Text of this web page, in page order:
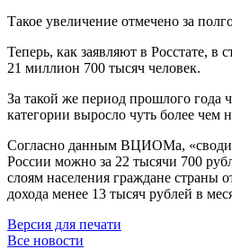
Такое увеличение отмечено за
Теперь, как заявляют в Росстате, в
21 миллион 700 тысяч человек.
За такой же период прошлого года
категории выросло чуть более чем
Согласно данным ВЦИОМа,
России можно за 22 тысячи 700
слоям населения граждане страны
дохода менее 13 тысяч рублей в
Версия для печати
Все новости